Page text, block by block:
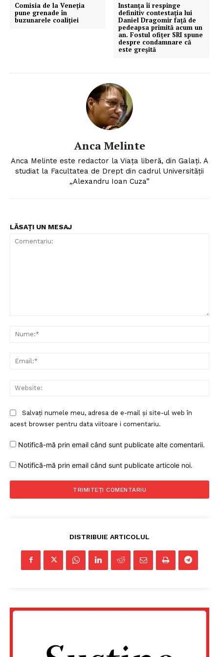
Comisia de la Veneția
pune grenade în
buzunarele coaliției
Instanța îi respinge
definitiv contestația lui
Daniel Dragomir față de
pedeapsa primită acum un
an. Fostul ofițer SRI spune
despre condamnare că
este greșită
Anca Melinte
Anca Melinte este redactor la Viața liberă, din Galați. A
studiat la Facultatea de Drept din cadrul Universității
„Alexandru Ioan Cuza”
LĂSAȚI UN MESAJ
Salvați numele meu, adresa de e-mail și site-ul web în
acest browser pentru data viitoare i comentariu.
Notifică-mă prin email când sunt publicate alte comentarii.
Notifică-mă prin email când sunt publicate articole noi.
DISTRIBUIE ARTICOLUL